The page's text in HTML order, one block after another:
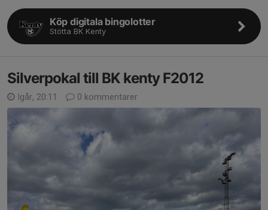
Köp digitala bingolotter
Stötta BK Kenty
Silverpokal till BK kenty F2012
Igår, 20:11 0 kommentarer